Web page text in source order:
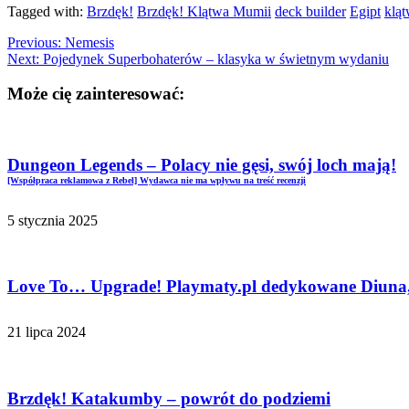
Tagged with: Brzdęk! Brzdęk! Klątwa Mumii deck builder Egipt
Previous: Nemesis
Next: Pojedynek Superbohaterów – klasyka w świetnym wydaniu
Może cię zainteresować:
Dungeon Legends – Polacy nie gęsi, swój loch mają!
[Współpraca reklamowa z Rebel] Wydawca nie ma wpływu na treść recenzji
5 stycznia 2025
Love To… Upgrade! Playmaty.pl dedykowane
21 lipca 2024
Brzdęk! Katakumby – powrót do podziemi